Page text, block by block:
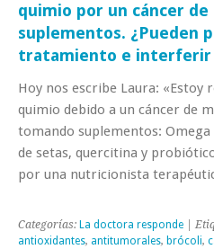
quimio por un cáncer
suplementos. ¿Pueden
tratamiento e interferir
Hoy nos escribe Laura:
quimio debido a un cáncer de
tomando suplementos:
de setas, quercitina y
por una nutricionista
Categorías: La doctora responde |
antioxidantes, antitumorales, brócoli,